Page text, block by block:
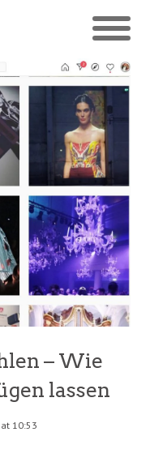
– Wie
lassen
10:53